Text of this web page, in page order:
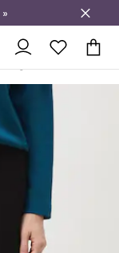
200 Kč